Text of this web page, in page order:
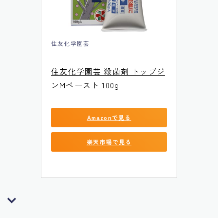
住友化学園芸
住友化学園芸 殺菌剤 トップジ
ンMペースト 100g
Amazonで見る
楽天市場で見る